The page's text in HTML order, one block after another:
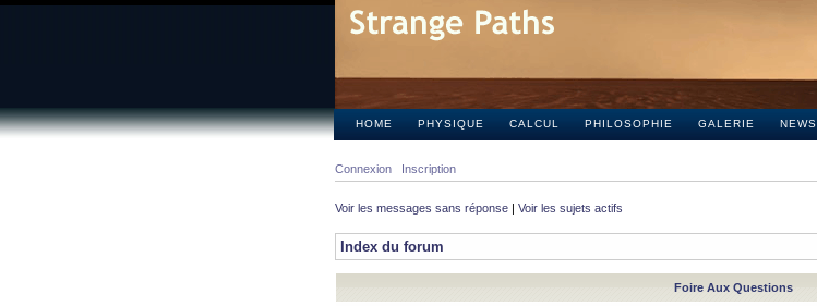
HOME PHYSIQUE CALCUL PHILOSOPHIE GALERIE NEWS
Connexion Inscription
Voir les messages sans réponse | Voir les sujets actifs
Index du forum
Foire Aux Questions